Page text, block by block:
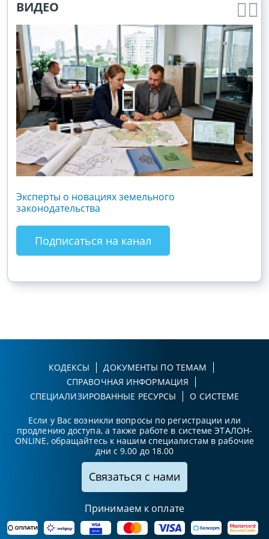
ВИДЕО
Эксперты о новациях земельного
законодательства
Подписаться на канал
КОДЕКСЫ
ДОКУМЕНТЫ ПО ТЕМАМ
СПРАВОЧНАЯ ИНФОРМАЦИЯ
СПЕЦИАЛИЗИРОВАННЫЕ РЕСУРСЫ
О СИСТЕМЕ
Если у Вас возникли вопросы по регистрации или
продлению доступа, а также работе в системе ЭТАЛОН-
ONLINE, обращайтесь к нашим специалистам в рабочие
дни с 9.00 до 18.00
Связаться с нами
Принимаем к оплате